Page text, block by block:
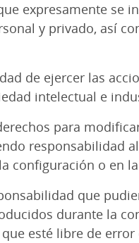
expresamente se
y privado, así
de ejercer las
intelectual e
para
responsabilidad
configuración o en
que
durante la
esté libre de error